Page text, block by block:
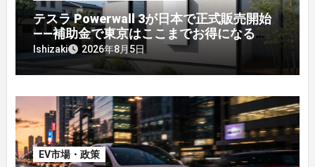
テスラ Powerwall 3が日本で正式販売開始
——補助金で東京はここまでお得になる
【2026年8月最新】
Ishizaki 2026年8月5日
EV市場・政策